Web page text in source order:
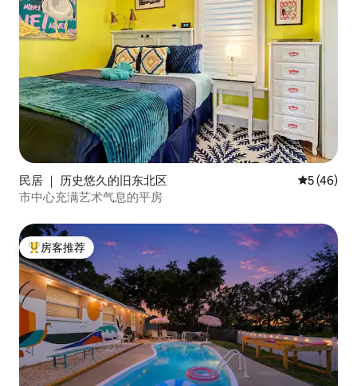
民居 ｜ 历史悠久的旧东北区 平均评分
5 (46)
市中心充满艺术气息的平房
热门「房客推荐」
房客推荐